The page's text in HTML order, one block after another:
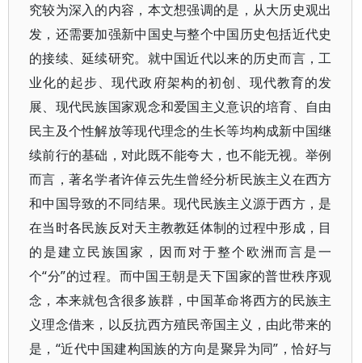
究较为深入的内容，本文想强调的是，从大历史观出
发，还需要加强新中国史与整个中国历史包括近代史
的接续、延续研究。就中国近代以来的历史而言，工
业化的起步、现代政府架构的初创、现代教育的发
展、现代民族国家观念和爱国主义意识的培育、自由
民主及个性解放等现代理念的生长等均构成新中国继
续前行的基础，对此既不能夸大，也不能无视。举例
而言，著名学者许倬云先生曾经分析民族主义在西方
和中国导致的不同结果。现代民族主义源于西方，是
在当时各民族反对天主教教廷体制的过程中形成，目
的是建立民族国家，因而对于整个欧洲而言是一
个“分”的过程。而中国王朝是天下国家的普世秩序观
念，本来就包含很多族群，中国革命将西方的民族主
义理念借来，以反抗西方殖民帝国主义，由此带来的
是，“近代中国建构国族的方向是聚异为同”，恰好与